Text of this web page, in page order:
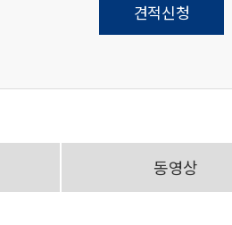
견적신청
동영상